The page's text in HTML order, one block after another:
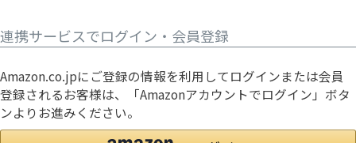
連携サービスでログイン・会員登録
Amazon.co.jpにご登録の情報を利用してログインまたは会員
登録されるお客様は、「Amazonアカウントでログイン」ボタ
ンよりお進みください。